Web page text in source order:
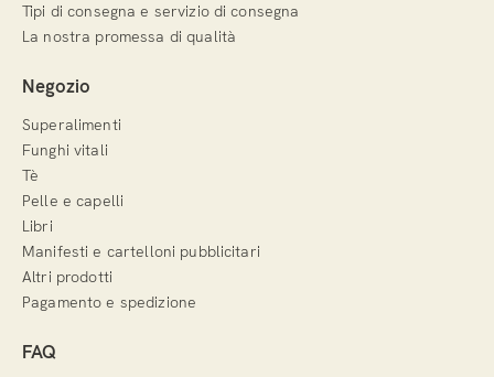
Tipi di consegna e servizio di consegna
La nostra promessa di qualità
Negozio
Superalimenti
Funghi vitali
Tè
Pelle e capelli
Libri
Manifesti e cartelloni pubblicitari
Altri prodotti
Pagamento e spedizione
FAQ